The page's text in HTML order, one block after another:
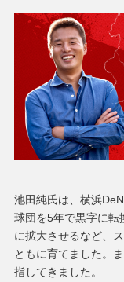
池田純氏は、横浜
球団を5年で黒字に転
に拡大させるなど、
ともに育てました。
指してきました。